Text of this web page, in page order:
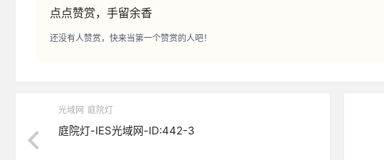
点点赞赏，手留余香
还没有人赞赏，快来当第一个赞赏的人吧！
光域网 庭院灯
庭院灯-IES光域网-ID:442-3